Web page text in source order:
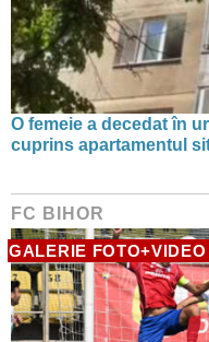
O femeie a decedat în
cuprins apartamentul
FC BIHOR
GALERIE FOTO+VIDEO